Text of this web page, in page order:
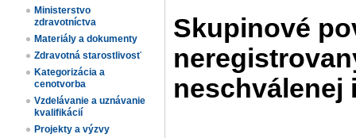
Ministerstvo
zdravotníctva
Materiály a dokumenty
Zdravotná starostlivosť
Kategorizácia a
cenotvorba
Vzdelávanie a uznávanie
kvalifikácií
Projekty a výzvy
Skupinové
neschválenej